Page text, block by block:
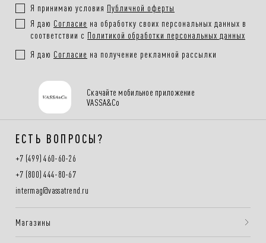
талии, длину и степень свободы кроя — и вы легко найдёте вариант под
кеды, кроссовки или более собранную обувь. Брюки для спорта в нашей
коллекции — это комфорт без компромиссов и эстетика, которая
Я принимаю условия Публичной оферты
Я даю Согласие на обработку своих персональных данных в
соответствии с Политикой обработки персональных данных
Я даю Согласие на получение рекламной рассылки
Скачайте мобильное приложение
VASSA&Co
ЕСТЬ ВОПРОСЫ?
+7 (499) 460-60-26
+7 (800) 444-80-67
intermag@vassatrend.ru
Магазины